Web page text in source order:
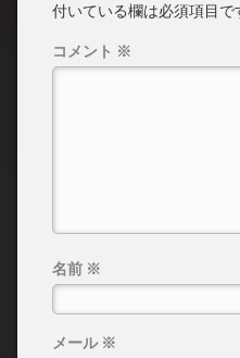
付いている欄は必須項目で
コメント ※
名前 ※
メール ※